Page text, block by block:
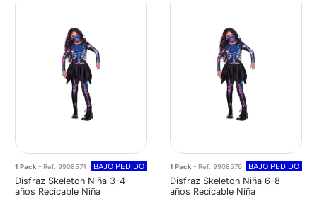
1 Pack - Ref: 9908574 BAJO PEDIDO
Disfraz Skeleton Niña 3-4
años Recicable Niña
1 Pack - Ref: 9908576 BAJO PEDIDO
Disfraz Skeleton Niña 6-8
años Recicable Niña